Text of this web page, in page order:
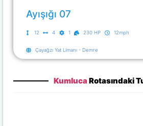
Ayışığı 07
12 4 1 230 HP 12mph
Çayağzı Yat Limanı - Demre
KumlucaRotasındaki